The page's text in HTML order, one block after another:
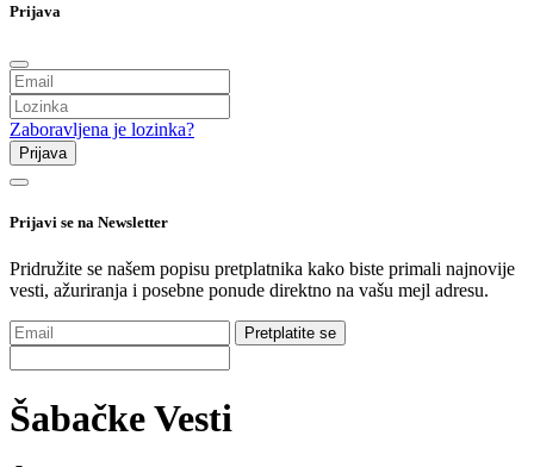
Prijava
Zaboravljena je lozinka?
Prijava
Prijavi se na Newsletter
Pridružite se našem popisu pretplatnika kako biste primali najnovije
vesti, ažuriranja i posebne ponude direktno na vašu mejl adresu.
Pretplatite se
Šabačke Vesti